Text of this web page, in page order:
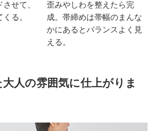
せて、
る。
歪みやしわを整えたら完
成。帯締めは帯幅のまんな
かにあるとバランスよく見
える。
人の雰囲気に仕上がりま